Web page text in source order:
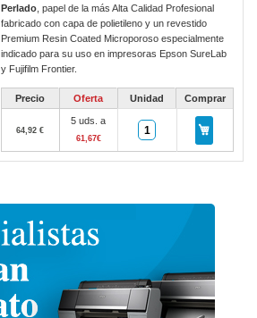
Perlado , papel de la más Alta Calidad Profesional
fabricado con capa de polietileno y un revestido
Premium Resin Coated Microporoso especialmente
indicado para su uso en impresoras Epson SureLab
y Fujifilm Frontier.
Precio Oferta Unidad Comprar
64,92 €
5 uds. a
61,67€